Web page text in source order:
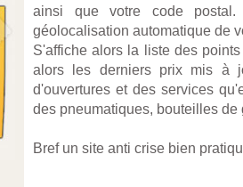
ainsi que votre code
géolocalisation automatique de
S'affiche alors la liste des
alors les derniers prix mis à
d'ouvertures et des services
des pneumatiques, bouteilles de
Bref un site anti crise bien